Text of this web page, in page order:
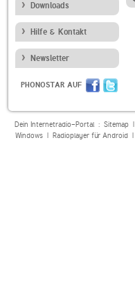
Downloads
Hilfe & Kontakt
Newsletter
PHONOSTAR AUF
Dein Internetradio-Portal : Sitemap|
Windows| Radioplayer für Android|